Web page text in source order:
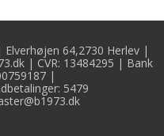
64,2730 Herlev |
| CVR: 13484295 | Bank
|
5479